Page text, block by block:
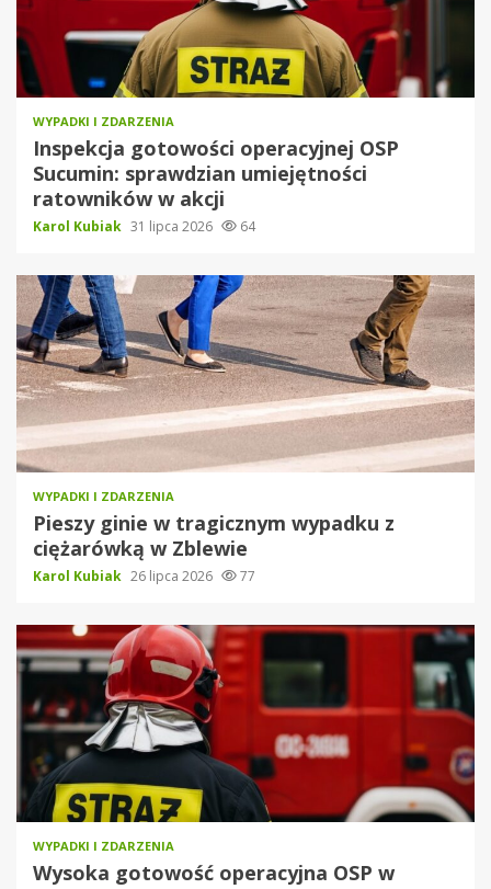
WYPADKI I ZDARZENIA
Inspekcja gotowości operacyjnej OSP
Sucumin: sprawdzian umiejętności
ratowników w akcji
Karol Kubiak 31 lipca 2026 64
WYPADKI I ZDARZENIA
Pieszy ginie w tragicznym wypadku z
ciężarówką w Zblewie
Karol Kubiak 26 lipca 2026 77
WYPADKI I ZDARZENIA
Wysoka gotowość operacyjna OSP w